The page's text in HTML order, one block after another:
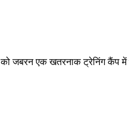
जबरन एक खतरनाक ट्रेनिंग कैंप